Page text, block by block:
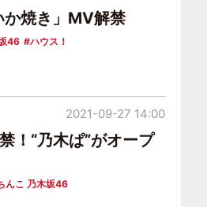
焼き」MV解禁
46
ハウス！
！“乃木ぱ”がオープ
んこ 乃木坂46
2021-09-27 14:00